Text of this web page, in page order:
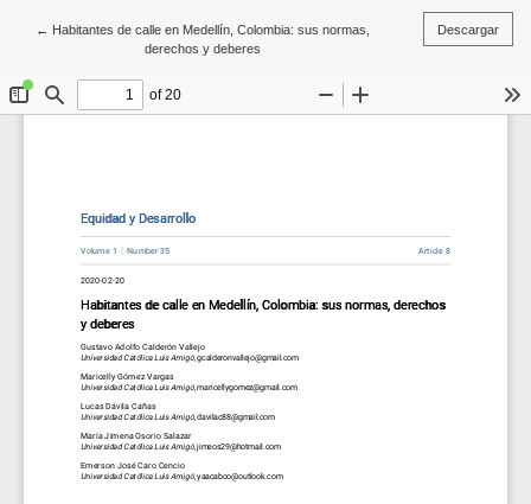
← Volver a los detalles del artículo
Habitantes de calle en Medellín, Colombia: sus normas,
derechos y deberes
Descargar